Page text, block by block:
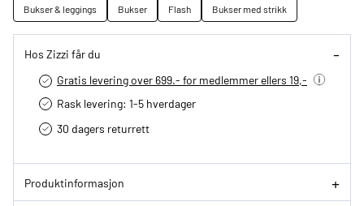
Bukser & leggings Bukser Flash Bukser med strikk
Hos Zizzi får du
Gratis levering over 699.- for medlemmer ellers 19,-
Rask levering: 1-5 hverdager
30 dagers returrett
Produktinformasjon